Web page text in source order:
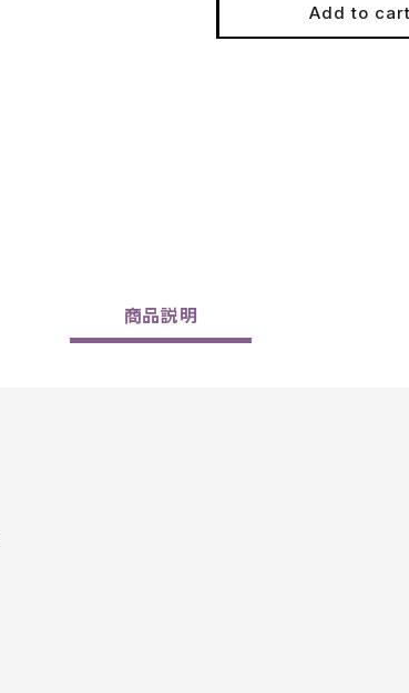
Fleur
Add to
商品説明